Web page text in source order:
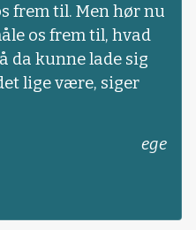
frem til. Men hør nu
os frem til, hvad
da kunne lade sig
lige være, siger
ege